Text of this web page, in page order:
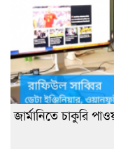
জার্মানিতে চাকুরি